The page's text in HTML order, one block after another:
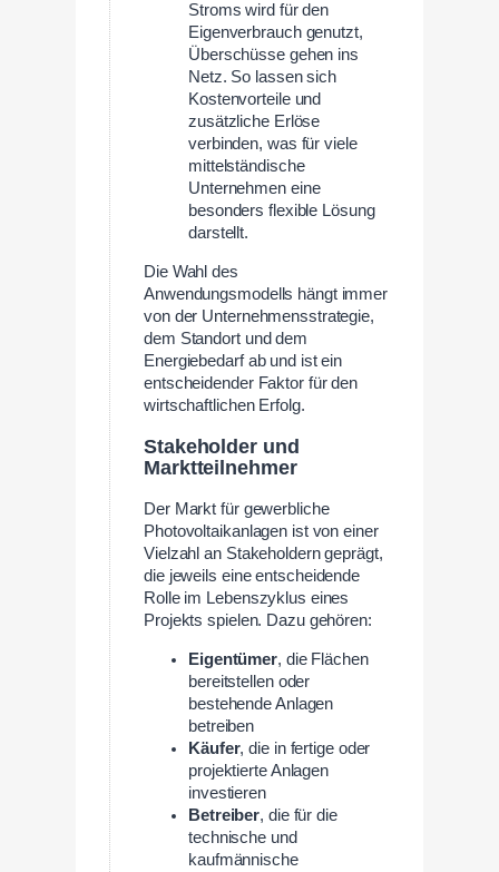
Stroms wird für den
Eigenverbrauch genutzt,
Überschüsse gehen ins
Netz. So lassen sich
Kostenvorteile und
zusätzliche Erlöse
verbinden, was für viele
mittelständische
Unternehmen eine
besonders flexible Lösung
darstellt.
Die Wahl des
Anwendungsmodells hängt immer
von der Unternehmensstrategie,
dem Standort und dem
Energiebedarf ab und ist ein
entscheidender Faktor für den
wirtschaftlichen Erfolg.
Stakeholder und
Marktteilnehmer
Der Markt für gewerbliche
Photovoltaikanlagen ist von einer
Vielzahl an Stakeholdern geprägt,
die jeweils eine entscheidende
Rolle im Lebenszyklus eines
Projekts spielen. Dazu gehören:
Eigentümer, die Flächen
bereitstellen oder
bestehende Anlagen
betreiben
Käufer, die in fertige oder
projektierte Anlagen
investieren
Betreiber, die für die
technische und
kaufmännische